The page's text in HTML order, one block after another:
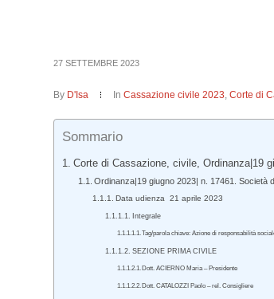
27 SETTEMBRE 2023
By D'Isa InCassazione civile 2023,Corte di
Sommario
Corte di Cassazione, civile, Ordinanza|19
Ordinanza|19 giugno 2023| n. 17461. Società
Data udienza 21 aprile 2023
Integrale
Tag/parola chiave: Azione di responsabilità
SEZIONE PRIMA CIVILE
Dott. ACIERNO Maria – Presidente
Dott. CATALOZZI Paolo – rel. Consigliere